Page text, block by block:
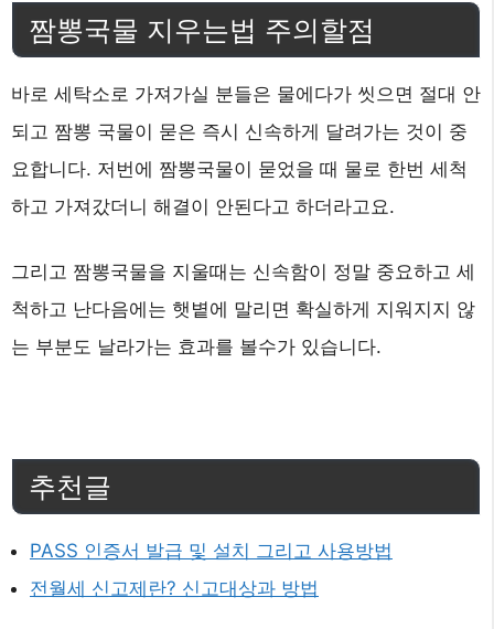
짬뽕국물 지우는법 주의할점
바로 세탁소로 가져가실 분들은 물에다가 씻으면 절대 안
되고 짬뽕 국물이 묻은 즉시 신속하게 달려가는 것이 중
요합니다. 저번에 짬뽕국물이 묻었을 때 물로 한번 세척
하고 가져갔더니 해결이 안된다고 하더라고요.
그리고 짬뽕국물을 지울때는 신속함이 정말 중요하고 세
척하고 난다음에는 햇볕에 말리면 확실하게 지워지지 않
는 부분도 날라가는 효과를 볼수가 있습니다.
추천글
PASS 인증서 발급 및 설치 그리고 사용방법
전월세 신고제란? 신고대상과 방법